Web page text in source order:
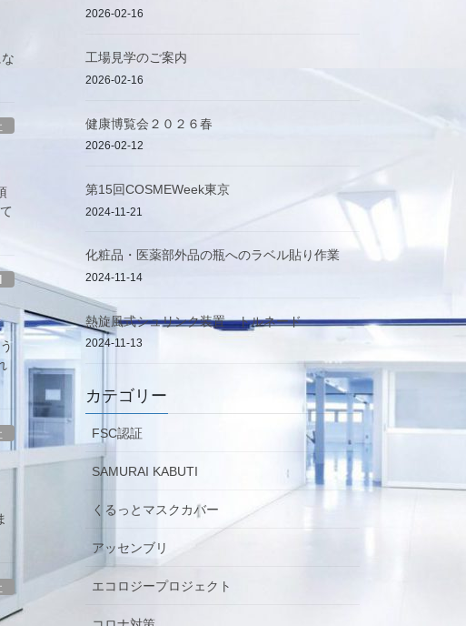
2026-02-16
工場見学のご案内
2026-02-16
健康博覧会２０２６春
2026-02-12
第15回COSMEWeek東京
2024-11-21
化粧品・医薬部外品の瓶へのラベル貼り作業
2024-11-14
熱旋風式シュリンク装置 トルネード
2024-11-13
カテゴリー
FSC認証
SAMURAI KABUTI
くるっとマスクカバー
アッセンブリ
エコロジープロジェクト